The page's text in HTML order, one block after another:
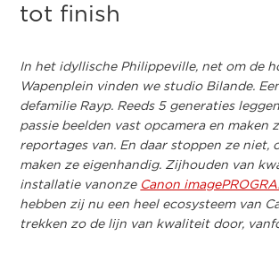
tot finish
In het idyllische Philippeville, net om de
Wapenplein vinden we studio Bilande.
defamilie Rayp. Reeds 5 generaties
passie beelden vast opcamera en maken
reportages van. En daar stoppen ze niet,
maken ze eigenhandig. Zijhouden van
installatie vanonze Canon
hebben zij nu een heel ecosysteem van
trekken zo de lijn van kwaliteit door,